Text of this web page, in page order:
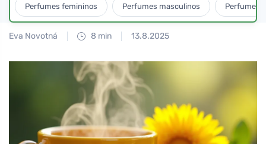
Perfumes femininos Perfumes masculinos Perfumes
Eva Novotná 8 min 13.8.2025